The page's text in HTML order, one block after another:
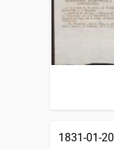
1831-01-20